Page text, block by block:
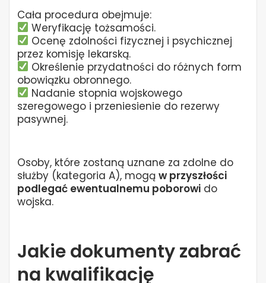
Cała procedura obejmuje:
Weryfikację tożsamości.
Ocenę zdolności fizycznej i psychicznej
przez komisję lekarską.
Określenie przydatności do różnych form
obowiązku obronnego.
Nadanie stopnia wojskowego
szeregowego i przeniesienie do rezerwy
pasywnej.
Osoby, które zostaną uznane za zdolne do
służby (kategoria A), mogą w przyszłości
podlegać ewentualnemu poborowi do
wojska.
Jakie dokumenty zabrać
na kwalifikację